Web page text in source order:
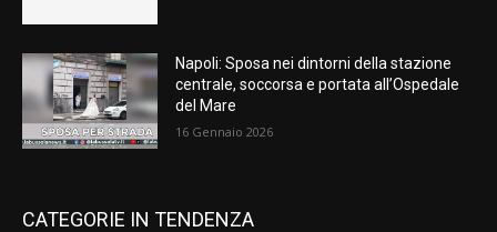
Napoli: Sposa nei dintorni della stazione
centrale, soccorsa e portata all’Ospedale
del Mare
16 Gennaio 2026
CATEGORIE IN TENDENZA